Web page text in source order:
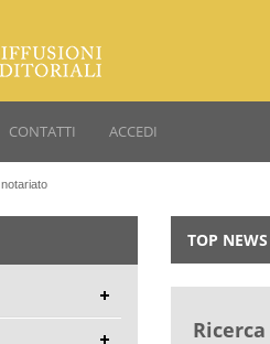
CONTATTI ACCEDI
notariato
TOP